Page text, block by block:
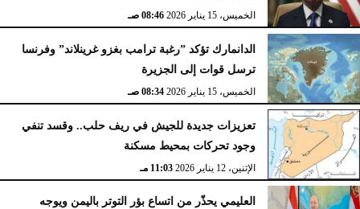
الخميس، 15 يناير 2026 08:46 صـ
الدانمارك تؤكد ”رغبة ترامب بغزو غرينلاند” وفرنسا
ترسل قوات إلى الجزيرة
الخميس، 15 يناير 2026 08:34 صـ
تعزيزات جديدة للجيش في ريف حلب.. وقسد تنفي
وجود تحركات بمحيط مسكنة
الإثنين، 12 يناير 2026 11:03 مـ
العليمي يحذّر من اتساع بؤر التوتر باليمن ويوجه